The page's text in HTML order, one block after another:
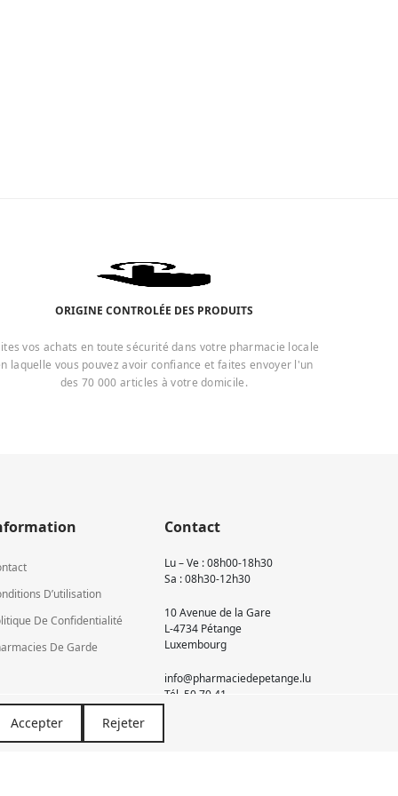
ORIGINE CONTROLÉE DES PRODUITS
vos achats en toute sécurité dans votre pharmacie locale
laquelle vous pouvez avoir confiance et faites envoyer l'un
des 70 000 articles à votre domicile.
D’utilisation
De Confidentialité
De Garde
Contact
Lu – Ve : 08h00-18h30
Sa : 08h30-12h30
10 Avenue de la Gare
L-4734 Pétange
Luxembourg
info@pharmaciedepetange.lu
Tél. 50 70 41
Accepter Rejeter